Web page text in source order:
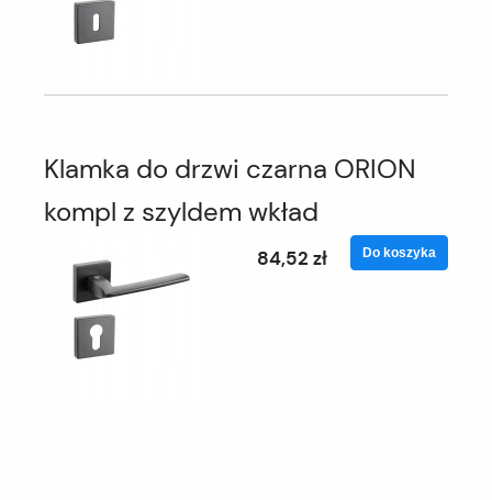
Klamka do drzwi czarna ORION
kompl z szyldem wkład
84,52 zł Do koszyka